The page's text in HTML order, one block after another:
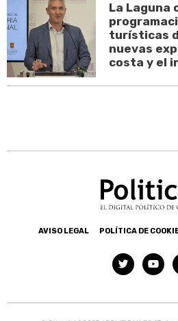
La Laguna
turísticas
nuevas
costa y el
AVISO LEGAL POLÍTICA DE